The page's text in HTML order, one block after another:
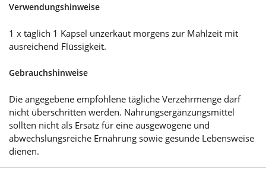
Verwendungshinweise
1 x täglich 1 Kapsel unzerkaut morgens zur Mahlzeit mit
ausreichend Flüssigkeit.
Gebrauchshinweise
Die angegebene empfohlene tägliche Verzehrmenge darf
nicht überschritten werden. Nahrungsergänzungsmittel
sollten nicht als Ersatz für eine ausgewogene und
abwechslungsreiche Ernährung sowie gesunde Lebensweise
dienen.